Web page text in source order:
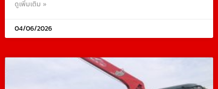
ดูเพิ่มเติม »
04/06/2026